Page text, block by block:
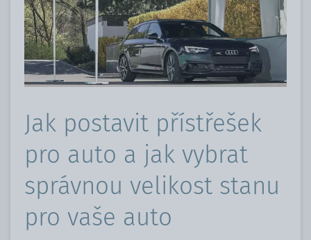
Jak postavit přístřešek
pro auto a jak vybrat
správnou velikost stanu
pro vaše auto